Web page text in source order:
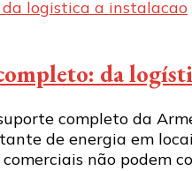
da
completo da
de energia em
não podem